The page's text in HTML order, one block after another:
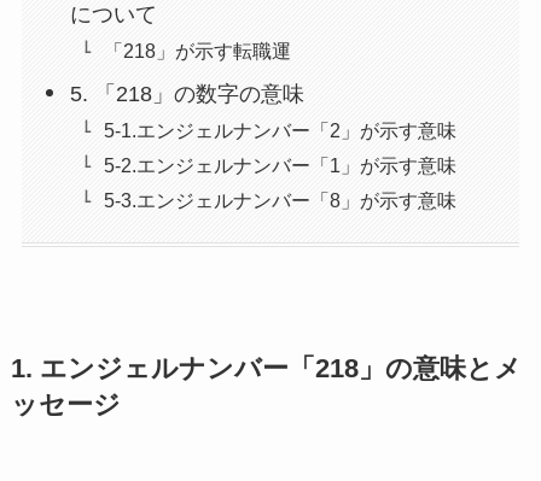
について
「218」が示す転職運
5. 「218」の数字の意味
5-1.エンジェルナンバー「2」が示す意味
5-2.エンジェルナンバー「1」が示す意味
5-3.エンジェルナンバー「8」が示す意味
1. エンジェルナンバー「218」の意味とメ
ッセージ